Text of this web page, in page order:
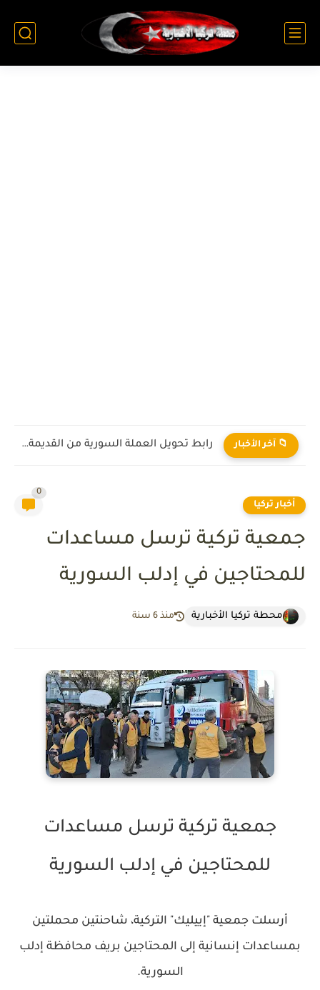
📁 آخر الأخبار رابط تحويل العملة السورية من القديمة إلى الجديدة 2026
أخبار تركيا
0
جمعية تركية ترسل مساعدات
للمحتاجين في إدلب السورية
محطة تركيا الأخبارية منذ 6 سنة
جمعية تركية ترسل مساعدات
للمحتاجين في إدلب السورية
أرسلت جمعية "إييليك" التركية، شاحنتين محملتين
بمساعدات إنسانية إلى المحتاجين بريف محافظة إدلب
السورية.